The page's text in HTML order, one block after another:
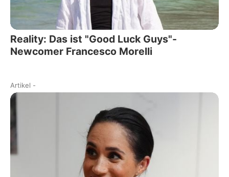
Reality: Das ist "Good Luck Guys"-
Newcomer Francesco Morelli
Artikel -